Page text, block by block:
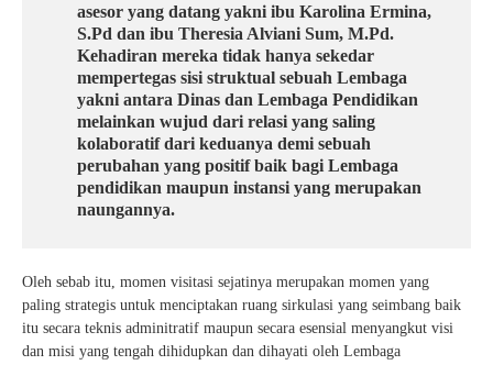
asesor yang datang yakni ibu Karolina Ermina,
S.Pd dan ibu Theresia Alviani Sum, M.Pd.
Kehadiran mereka tidak hanya sekedar
mempertegas sisi struktual sebuah Lembaga
yakni antara Dinas dan Lembaga Pendidikan
melainkan wujud dari relasi yang saling
kolaboratif dari keduanya demi sebuah
perubahan yang positif baik bagi Lembaga
pendidikan maupun instansi yang merupakan
naungannya.
Oleh sebab itu, momen visitasi sejatinya merupakan momen yang
paling strategis untuk menciptakan ruang sirkulasi yang seimbang baik
itu secara teknis adminitratif maupun secara esensial menyangkut visi
dan misi yang tengah dihidupkan dan dihayati oleh Lembaga